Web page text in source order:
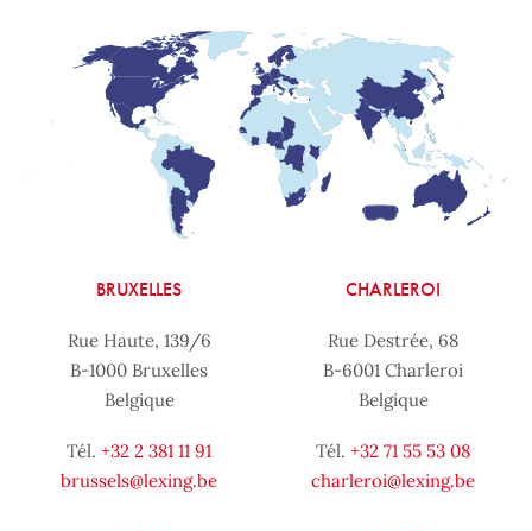
BRUXELLES
Rue Haute, 139/6
B-1000 Bruxelles
Belgique
Tél. +32 2 381 11 91
brussels@lexing.be
CHARLEROI
Rue Destrée, 68
B-6001 Charleroi
Belgique
Tél. +32 71 55 53 08
charleroi@lexing.be